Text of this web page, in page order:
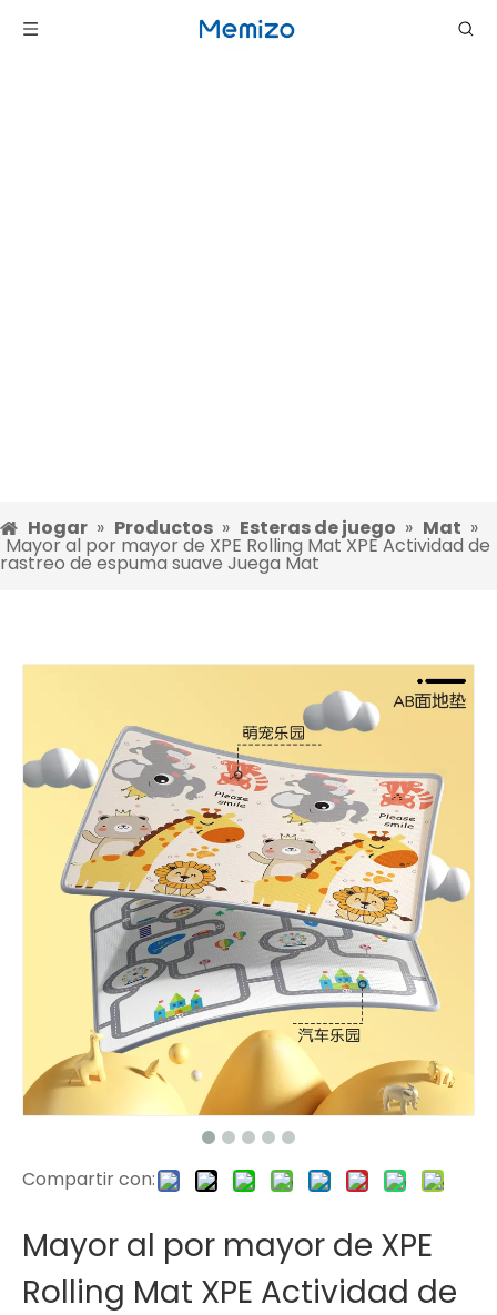
Hogar » Productos » Esteras de juego » Mat »
Mayor al por mayor de XPE Rolling Mat XPE Actividad de
rastreo de espuma suave Juega Mat
Compartir con:
Mayor al por mayor de XPE
Rolling Mat XPE Actividad de